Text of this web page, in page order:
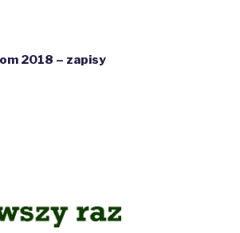
2018 – zapisy